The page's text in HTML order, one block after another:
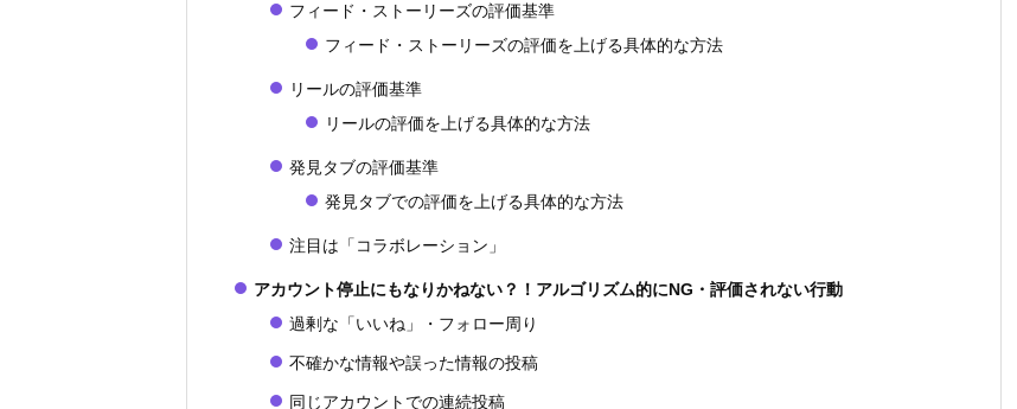
フィード・ストーリーズの評価基準
フィード・ストーリーズの評価を上げる具体的な方法
リールの評価基準
リールの評価を上げる具体的な方法
発見タブの評価基準
発見タブでの評価を上げる具体的な方法
注目は「コラボレーション」
アカウント停止にもなりかねない？！アルゴリズム的にNG・評価されない行動
過剰な「いいね」・フォロー周り
不確かな情報や誤った情報の投稿
同じアカウントでの連続投稿